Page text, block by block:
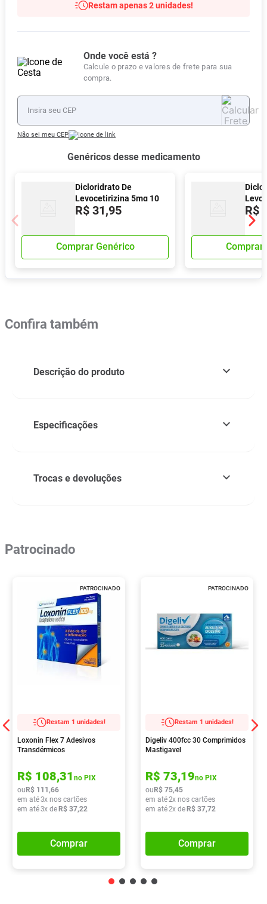
Restam apenas 2 unidades!
Onde você está ?
Calcule o prazo e valores de frete para sua
compra.
Não sei meu CEP
Genéricos desse medicamento
Dicloridrato De
Levocetirizina 5mg 10
Comprimidos
R$ 31,95
Comprar Genérico
R$
Comprar
Confira também
Descrição do produto
Especificações
Trocas e devoluções
Patrocinado
PATROCINADO
Restam 1 unidades!
Loxonin Flex 7 Adesivos
Transdérmicos
R$ 108,31 no PIX
ou R$ 111 ,66
em até3x nos cartões
em até3x de R$ 37,22
Comprar
PATROCINADO
Restam 1 unidades!
Digeliv 400fcc 30 Comprimidos
Mastigavel
R$ 73,19no PIX
ou R$ 75,45
em até2x nos cartões
em até2x de R$ 37,72
Comprar